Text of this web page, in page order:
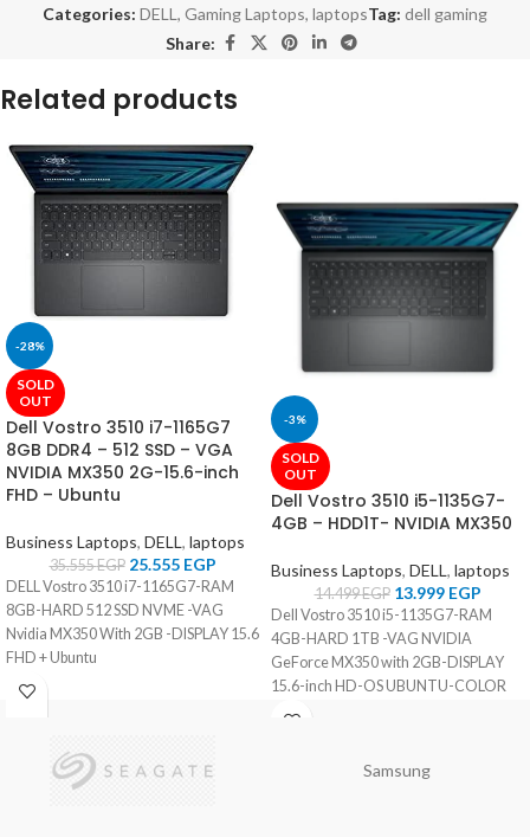
Categories: DELL , Gaming Laptops, laptopsTag: dell gaming
Share:
Related products
-28%
SOLD
OUT
Dell Vostro 3510 i7-1165G7
8GB DDR4 – 512 SSD – VGA
NVIDIA MX350 2G-15.6-inch
FHD – Ubuntu
Business Laptops, DELL , laptops
35.555EGP 25.555 EGP
DELL Vostro 3510 i7-1165G7-RAM
8GB-HARD 512 SSD NVME -VAG
Nvidia MX350 With 2GB -DISPLAY 15.6
FHD + Ubuntu
-3%
SOLD
OUT
Dell Vostro 3510 i5-1135G7-
4GB – HDD1T- NVIDIA MX350
Business Laptops, DELL , laptops
14.499EGP 13.999 EGP
Dell Vostro 3510 i5-1135G7-RAM
4GB-HARD 1TB -VAG NVIDIA
GeForce MX350 with 2GB-DISPLAY
15.6-inch HD-OS UBUNTU-COLOR
Carbon Black
Samsung